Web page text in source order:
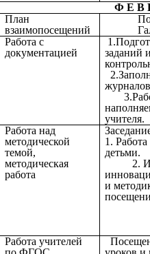
Ф Е В
План
взаимопосещений
Работа с
документацией
заданий
учителя.
Работа над
методической
темой,
методическая
работа
1.
2.
и
Работа учителей